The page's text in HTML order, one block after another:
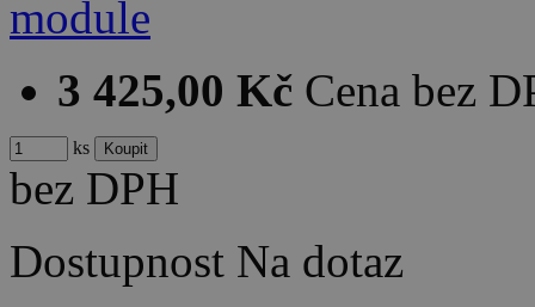
3 425,00 Kč Cena bez
ks
bez DPH
Dostupnost Na dotaz